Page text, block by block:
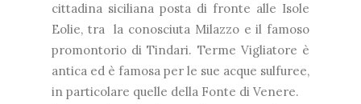
cittadina siciliana posta di fronte alle Isole
Eolie, tra la conosciuta Milazzo e il famoso
promontorio di Tindari. Terme Vigliatore è
antica ed è famosa per le sue acque sulfuree,
in particolare quelle della Fonte di Venere.